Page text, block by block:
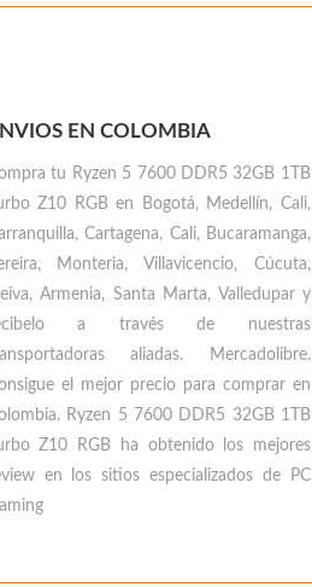
EN COLOMBIA
tu Ryzen 5 7600 DDR5 32GB 1TB
Z10 RGB en Bogotá, Medellín, Cali,
Cartagena, Cali, Bucaramanga,
Monteria, Villavicencio, Cúcuta,
Armenia, Santa Marta, Valledupary
a través de nuestras
aliadas. Mercadolibre.
el mejor precio para comprar en
. Ryzen 5 7600 DDR5 32GB 1TB
Z10 RGB ha obtenido los mejores
en los sitios especializados de PC